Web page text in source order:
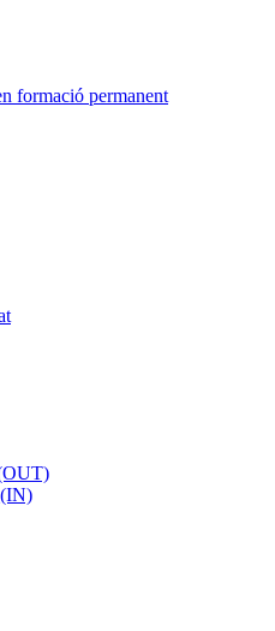
formació permanent